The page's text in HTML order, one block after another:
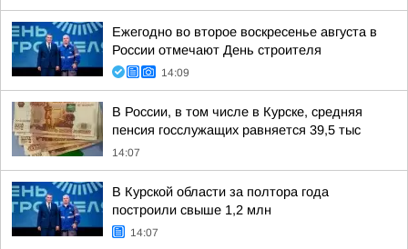
Ежегодно во второе воскресенье августа в
России отмечают День строителя
14:09
В России, в том числе в Курске, средняя
пенсия госслужащих равняется 39,5 тыс
14:07
В Курской области за полтора года
построили свыше 1,2 млн
14:07